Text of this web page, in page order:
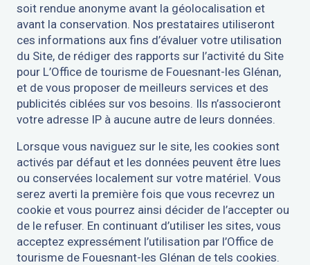
soit rendue anonyme avant la géolocalisation et
avant la conservation. Nos prestataires utiliseront
ces informations aux fins d’évaluer votre utilisation
du Site, de rédiger des rapports sur l’activité du Site
pour L’Office de tourisme de Fouesnant-les Glénan,
et de vous proposer de meilleurs services et des
publicités ciblées sur vos besoins. Ils n’associeront
votre adresse IP à aucune autre de leurs données.
Lorsque vous naviguez sur le site, les cookies sont
activés par défaut et les données peuvent être lues
ou conservées localement sur votre matériel. Vous
serez averti la première fois que vous recevrez un
cookie et vous pourrez ainsi décider de l’accepter ou
de le refuser. En continuant d’utiliser les sites, vous
acceptez expressément l’utilisation par l’Office de
tourisme de Fouesnant-les Glénan de tels cookies.